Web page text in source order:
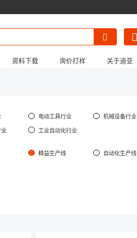
资料下载 询价打样 关于迪亚
电动工具行业 机械设备行业
工业自动化行业
精益生产线 自动化生产线